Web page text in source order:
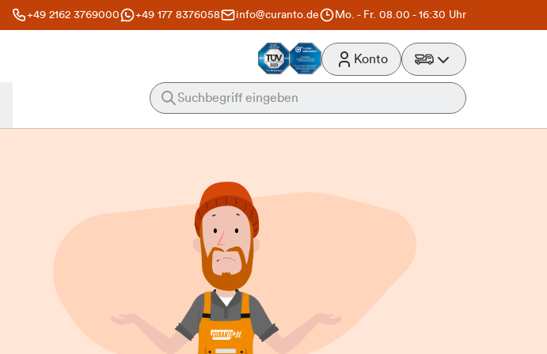
+49 2162 3769000 +49 177 8376058 info@curanto.de Mo. - Fr. 08.00 - 16:30 Uhr
Konto